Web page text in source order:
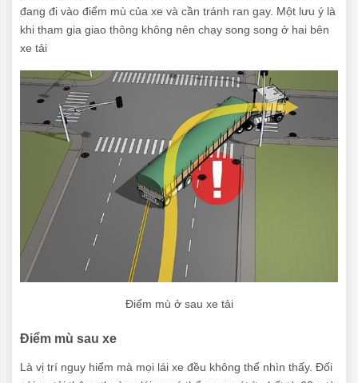
đang đi vào điểm mù của xe và cần tránh ran gay. Một lưu ý là
khi tham gia giao thông không nên chạy song song ở hai bên
xe tải
Điểm mù ở sau xe tải
Điểm mù sau xe
Là vị trí nguy hiểm mà mọi lái xe đều không thể nhìn thấy. Đối